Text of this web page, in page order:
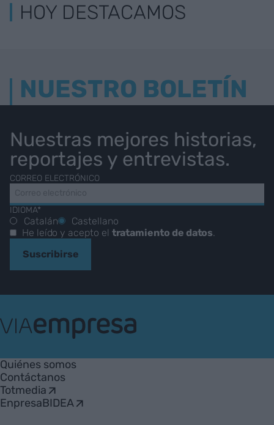
HOY DESTACAMOS
NUESTRO BOLETÍN
Nuestras mejores historias,
reportajes y entrevistas.
CORREO ELECTRÓNICO
IDIOMA*
Catalán
Castellano
He leído y acepto el tratamiento de datos.
Suscribirse
Empresa
Quiénes somos
Contáctanos
Totmedia
EnpresaBIDEA